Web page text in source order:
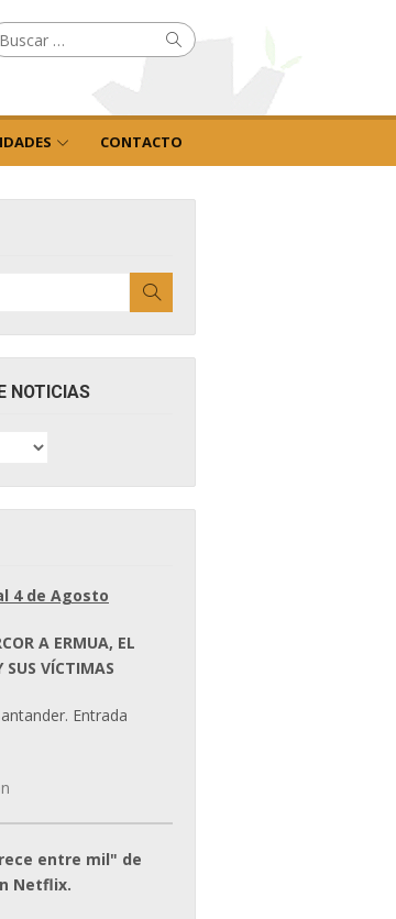
Buscar
CONTACTO
NOTICIAS
4 de Agosto
A ERMUA, EL
SUS VÍCTIMAS
Entrada
entre mil" de
Netflix.